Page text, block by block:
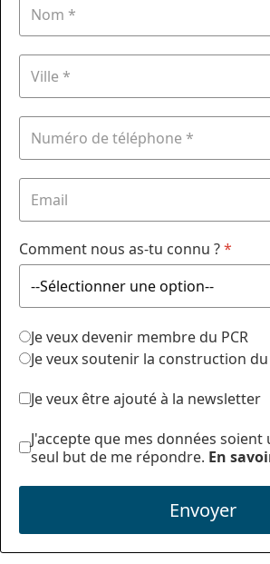
Comment nous as-tu connu ?*
Je veux devenir membre du PCR
Je veux soutenir la construction du
Je veux être ajouté à la newsletter
J'accepte que mes données soient
seul but de me répondre. En
Envoyer